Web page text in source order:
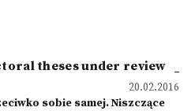
theses under review
20.02.2016
sobie samej. Niszczące